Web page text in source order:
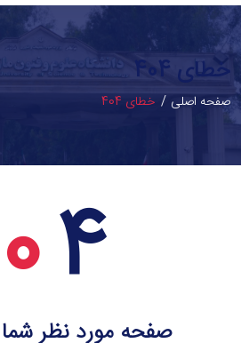
خطای 404
صفحه اصلی خطای 404
4
0
صفحه مورد نظر